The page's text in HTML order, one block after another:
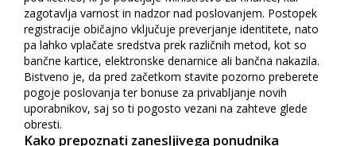
zagotavlja varnost in nadzor nad poslovanjem. Postopek
registracije običajno vključuje preverjanje identitete, nato
pa lahko vplačate sredstva prek različnih metod, kot so
bančne kartice, elektronske denarnice ali bančna nakazila.
Bistveno je, da pred začetkom stavite pozorno preberete
pogoje poslovanja ter bonuse za privabljanje novih
uporabnikov, saj so ti pogosto vezani na zahteve glede
obresti.
Kako prepoznati zanesljivega ponudnika